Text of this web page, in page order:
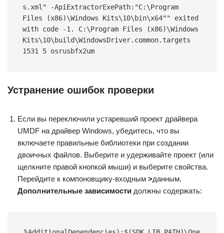
s.xml" -ApiExtractorExePath:"C:\Program
Files (x86)\Windows Kits\10\bin\x64"" exited
with code -1. C:\Program Files (x86)\Windows
Kits\10\build\WindowsDriver.common.targets
1531 5 osrusbfx2um
Устранение ошибок проверки
Если вы переключили устаревший проект драйвера
UMDF на драйвер Windows, убедитесь, что вы
включаете правильные библиотеки при создании
двоичных файлов. Выберите и удерживайте проект (или
щелкните правой кнопкой мыши) и выберите свойства.
Перейдите к компоновщику-входным >данным.
Дополнительные зависимости должны содержать: